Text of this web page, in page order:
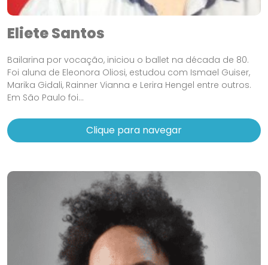
Eliete Santos
Bailarina por vocação, iniciou o ballet na década de 80.
Foi aluna de Eleonora Oliosi, estudou com Ismael Guiser,
Marika Gidali, Rainner Vianna e Lerira Hengel entre outros.
Em São Paulo foi...
Clique para navegar